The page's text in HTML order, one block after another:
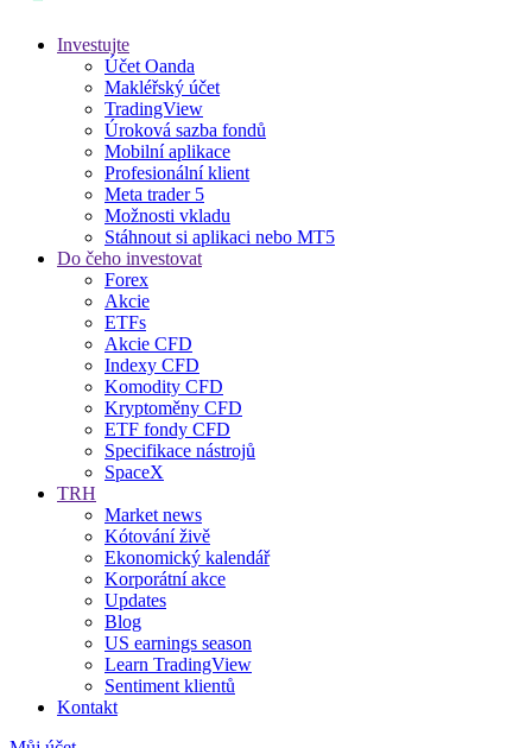
Investujte
Účet Oanda
Makléřský účet
TradingView
Úroková sazba fondů
Mobilní aplikace
Profesionální klient
Meta trader 5
Možnosti vkladu
Stáhnout si aplikaci nebo MT5
Do čeho investovat
Forex
Akcie
ETFs
Akcie CFD
Indexy CFD
Komodity CFD
Kryptoměny CFD
ETF fondy CFD
Specifikace nástrojů
SpaceX
TRH
Market news
Kótování živě
Ekonomický kalendář
Korporátní akce
Updates
Blog
US earnings season
Learn TradingView
Sentiment klientů
Kontakt